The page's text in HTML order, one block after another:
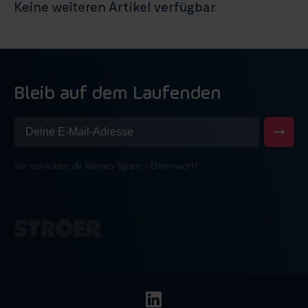
Keine weiteren Artikel verfügbar.
Bleib auf dem Laufenden
Wir schicken dir keinen Spam – Ehrenwort!